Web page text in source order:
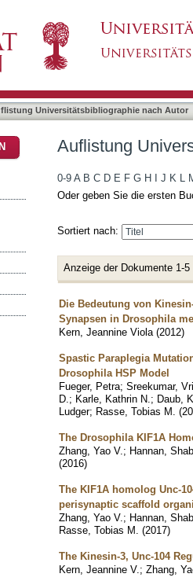
Universitätsbibliographie nach Autor
Auflistung
0-9 A B C D E F G H J K L
Oder geben Sie die ersten
Sortiert nach:
Anzeige der Dokumente 1-5
Die Bedeutung von
Synapsen in Drosophila
Kern, Jeannine Viola (2012)
Spastic Paraplegia
Drosophila HSP Model
Fueger, Petra; Sreekumar,
D. ; Karle, Kathrin N. ; Daub,
Ludger; Rasse, Tobias M. (
The Drosophila KIF1A
Zhang, Yao V. ; Hannan,
(2016)
The KIF1A homolog Unc-
perisynaptic scaffold
Zhang, Yao V. ; Hannan,
Rasse, Tobias M. (2017)
The Kinesin-3, Unc-104
Kern, Jeannine V. ; Zhang,